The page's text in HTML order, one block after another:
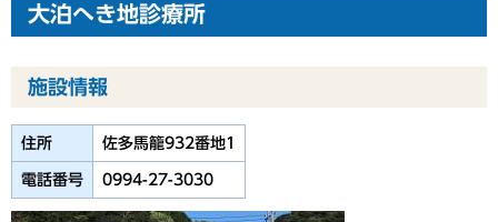
大泊へき地診療所
施設情報
住所 佐多馬籠932番地1
電話番号 0994-27-3030